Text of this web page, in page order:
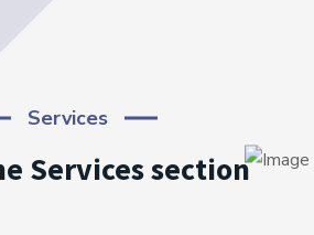
Services
Services section